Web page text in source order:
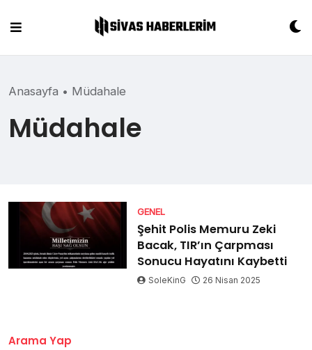
content
Anasayfa • Müdahale
Müdahale
GENEL
Şehit Polis Memuru Zeki
Bacak, TIR’ın Çarpması
Sonucu Hayatını Kaybetti
SoleKinG 26 Nisan 2025
Arama Yap